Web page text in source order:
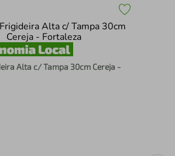
Alta c/ Tampa 30cm Cereja -